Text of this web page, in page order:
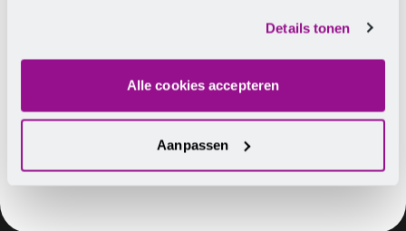
Details tonen
Alle cookies accepteren
Aanpassen
Door op de knop te klikken, geef je toestemming
voor het verwerken van je gegevens zoals